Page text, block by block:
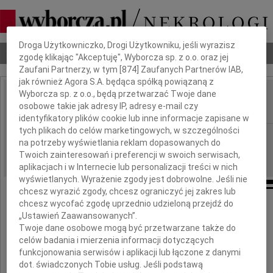
Nekrologi Odeszli Poradnik pogrzebowy
IMIĘ I NAZWISKO: Stanisław Woyke
REGION: cała Polska
DATA EMISJI: 11.12.2009
Rodzinie
wyrazy głębokiego współczucia
z powodu śmierci
prof. dr. hab. n. med.
Dbamy o Twoją prywatność
Droga Użytkowniczko, Drogi Użytkowniku, jeśli wyrazisz
zgodę klikając "Akceptuję", Wyborcza sp. z o.o. oraz jej
Zaufani Partnerzy, w tym [874 ] Zaufanych Partnerów IAB,
jak również Agora S.A. będąca spółką powiązaną z
Wyborcza sp. z o.o., będą przetwarzać Twoje dane
osobowe takie jak adresy IP, adresy e-mail czy
identyfikatory plików cookie lub inne informacje zapisane w
tych plikach do celów marketingowych, w szczególności
na potrzeby wyświetlania reklam dopasowanych do
Twoich zainteresowań i preferencji w swoich serwisach,
aplikacjach i w Internecie lub personalizacji treści w nich
wyświetlanych. Wyrażenie zgody jest dobrowolne. Jeśli nie
chcesz wyrazić zgody, chcesz ograniczyć jej zakres lub
chcesz wycofać zgodę uprzednio udzieloną przejdź do
„Ustawień Zaawansowanych”.
Twoje dane osobowe mogą być przetwarzane także do
celów badania i mierzenia informacji dotyczących
funkcjonowania serwisów i aplikacji lub łączone z danymi
dot. świadczonych Tobie usług. Jeśli podstawą